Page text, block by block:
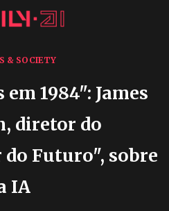
& SOCIETY
1984": James
diretor do
Futuro", sobre
IA